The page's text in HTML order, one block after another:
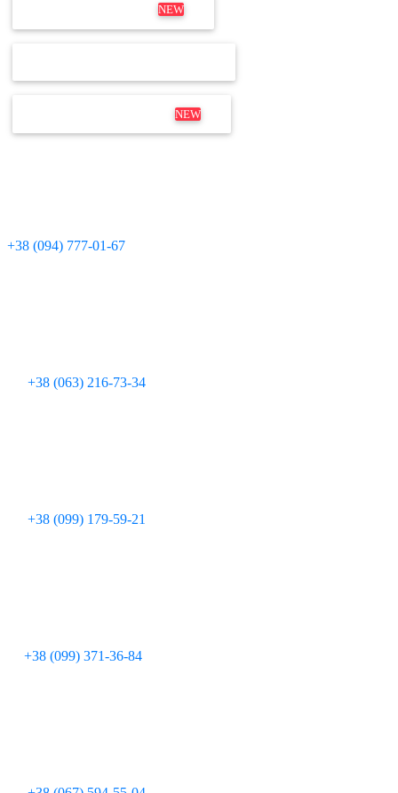
ОНОВЛЕННЯ MEDOCNEW
ДИСТРИБУТИВ М.Е.DOCNEW
+38 (094) 777-01-67
+38 (063) 216-73-34
+38 (099) 179-59-21
+38 (099) 371-36-84